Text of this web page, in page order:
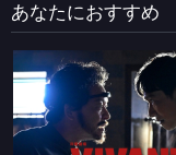
あなたにおすすめ
VIVANT(2026)